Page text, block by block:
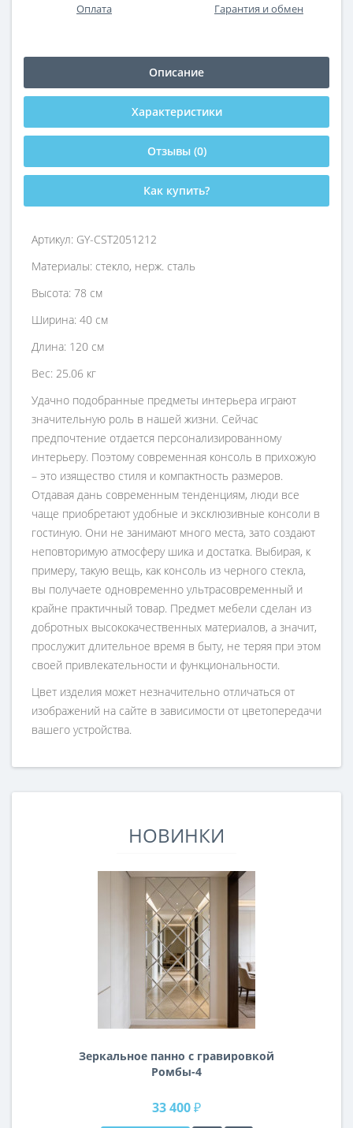
Оплата Гарантия и обмен
Описание
Характеристики
Отзывы (0)
Как купить?
Артикул: GY-CST2051212
Материалы: стекло, нерж. сталь
Высота: 78 см
Ширина: 40 см
Длина: 120 см
Вес: 25.06 кг
Удачно подобранные предметы интерьера играют
значительную роль в нашей жизни. Сейчас
предпочтение отдается персонализированному
интерьеру. Поэтому современная консоль в прихожую
– это изящество стиля и компактность размеров.
Отдавая дань современным тенденциям, люди все
чаще приобретают удобные и эксклюзивные консоли в
гостиную. Они не занимают много места, зато создают
неповторимую атмосферу шика и достатка. Выбирая, к
примеру, такую вещь, как консоль из черного стекла,
вы получаете одновременно ультрасовременный и
крайне практичный товар. Предмет мебели сделан из
добротных высококачественных материалов, а значит,
прослужит длительное время в быту, не теряя при этом
своей привлекательности и функциональности.
Цвет изделия может незначительно отличаться от
изображений на сайте в зависимости от цветопередачи
вашего устройства.
НОВИНКИ
Зеркальное панно с гравировкой
Ромбы-4
33 400 ₽